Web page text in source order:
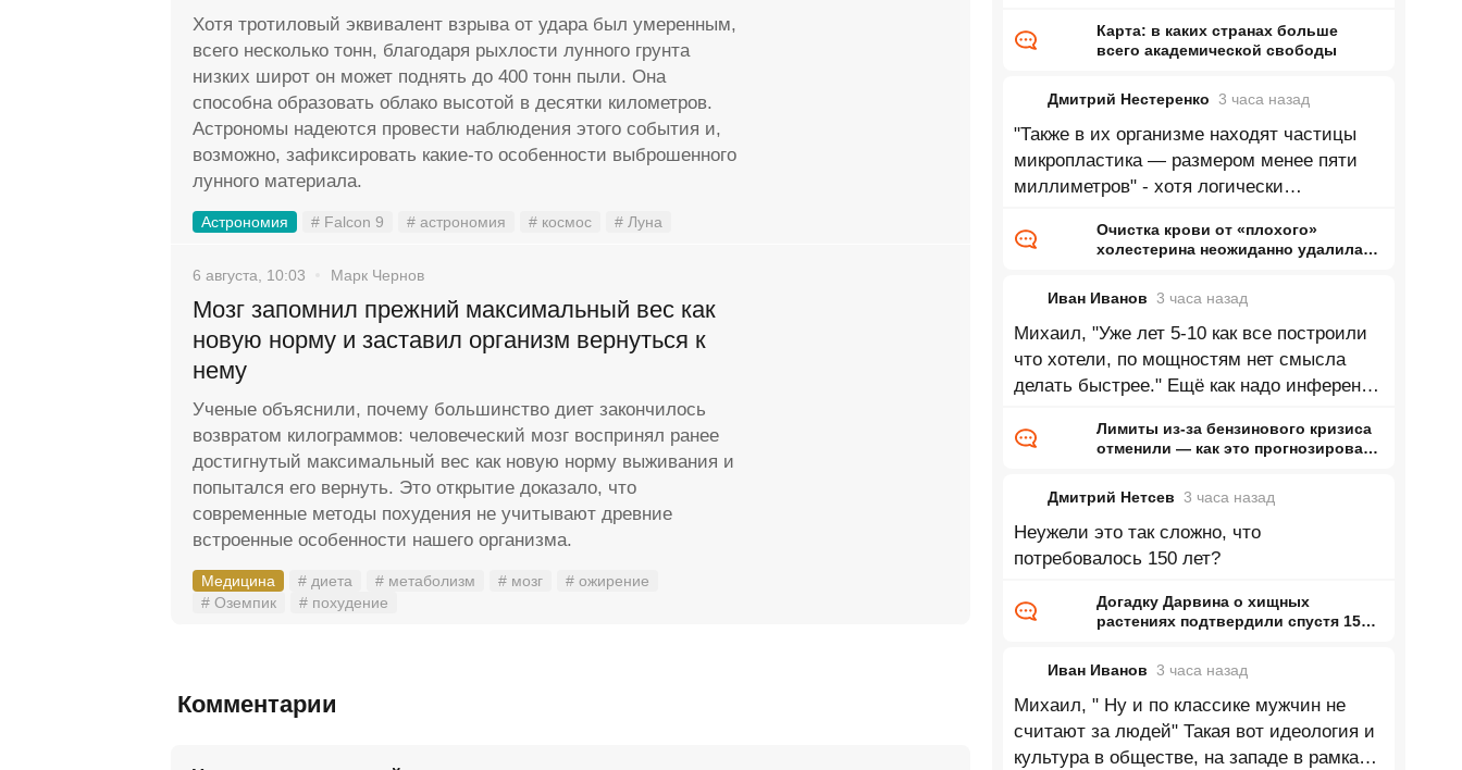
Хотя тротиловый эквивалент взрыва от удара был умеренным,
всего несколько тонн, благодаря рыхлости лунного грунта
низких широт он может поднять до 400 тонн пыли. Она
способна образовать облако высотой в десятки километров.
Астрономы надеются провести наблюдения этого события и,
возможно, зафиксировать какие-то особенности выброшенного
лунного материала.
Астрономия # Falcon 9 # астрономия # космос # Луна
6 августа, 10:03 Марк Чернов
Мозг запомнил прежний максимальный вес как
новую норму и заставил организм вернуться к
нему
Ученые объяснили, почему большинство диет закончилось
возвратом килограммов: человеческий мозг воспринял ранее
достигнутый максимальный вес как новую норму выживания и
попытался его вернуть. Это открытие доказало, что
современные методы похудения не учитывают древние
встроенные особенности нашего организма.
Медицина # диета # метаболизм # мозг
# ожирение
# Оземпик
# похудение
Комментарии
и
Карта: в каких странах больше
всего академической свободы
Дмитрий Нестеренко 3 часа назад
"Также в их организме находят частицы
микропластика — размером менее пяти
миллиметров" - хотя логически
мм
Очистка крови от «плохого»
холестерина неожиданно удалила
Иван Иванов 3 часа назад
Михаил, "Уже лет 5-10 как все построили
что хотели, по мощностям нет смысла
делать быстрее." Ещё как надо инференс
Лимиты из-за бензинового кризиса
отменили — как это прогнозировал
Дмитрий Нетсев 3 часа назад
Неужели это так сложно, что
потребовалось 150 лет?
Догадку Дарвина о хищных
растениях подтвердили спустя 150
Иван Иванов 3 часа назад
Михаил, " Ну и по классике мужчин не
считают за людей" Такая вот идеология и
культура в обществе, на западе в рамках